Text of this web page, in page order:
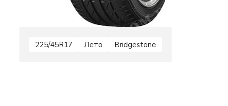
225/45R17 Лето Bridgestone